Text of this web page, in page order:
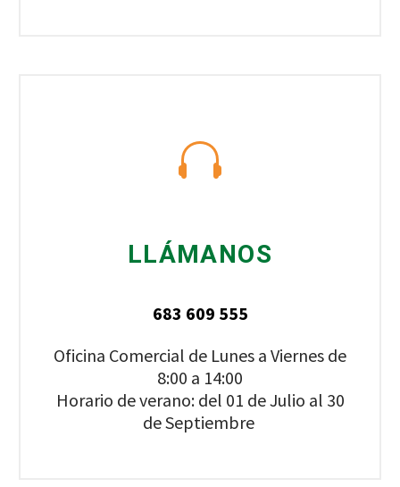
LLÁMANOS
683 609 555
Oficina Comercial de Lunes a Viernes de
8:00 a 14:00
Horario de verano: del 01 de Julio al 30
de Septiembre